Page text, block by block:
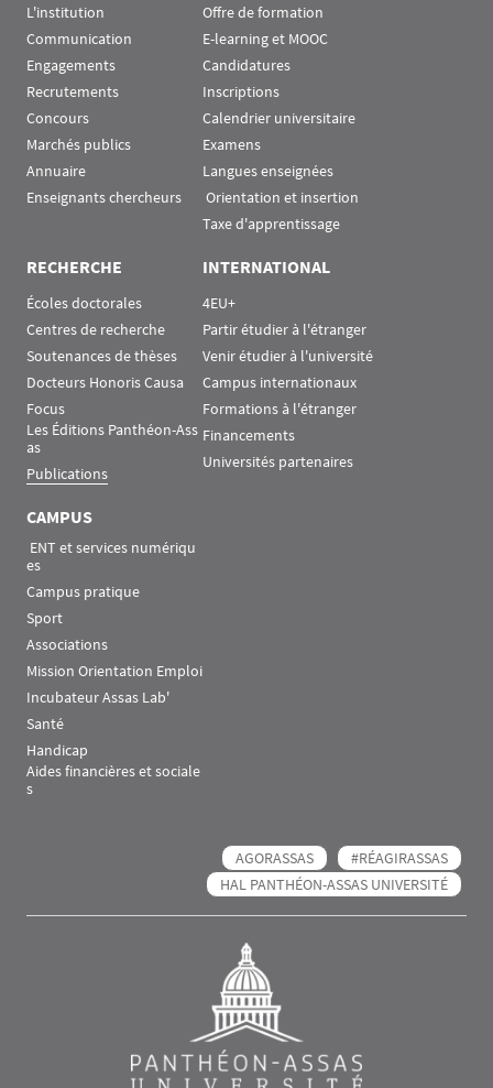
L'institution
Communication
Engagements
Recrutements
Concours
Marchés publics
Annuaire
Enseignants chercheurs
Offre de formation
E-learning et MOOC
Candidatures
Inscriptions
Calendrier universitaire
Examens
Langues enseignées
Orientation et insertion
Taxe d'apprentissage
RECHERCHE
Écoles doctorales
Centres de recherche
Soutenances de thèses
Docteurs Honoris Causa
Focus
Les Éditions Panthéon-Ass
as
Publications
INTERNATIONAL
4EU+
Partir étudier à l'étranger
Venir étudier à l'université
Campus internationaux
Formations à l'étranger
Financements
Universités partenaires
CAMPUS
es
Campus pratique
Sport
Associations
Mission Orientation Emploi
Incubateur Assas Lab'
Santé
Handicap
Aides financières et sociale
s
AGORASSAS
#RÉAGIRASSAS
HAL PANTHÉON-ASSAS UNIVERSITÉ